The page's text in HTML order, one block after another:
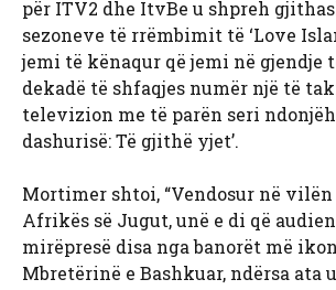
për ITV2 dhe ItvBe u shpreh
sezoneve të rrëmbimit të ‘Love
jemi të kënaqur që jemi në gjendje
dekadë të shfaqjes numër një të
televizion me të parën seri
dashurisë: Të gjithë yjet’.
Mortimer shtoi, “Vendosur në
Afrikës së Jugut, unë e di që
mirëpresë disa nga banorët më
Mbretërinë e Bashkuar, ndërsa ata